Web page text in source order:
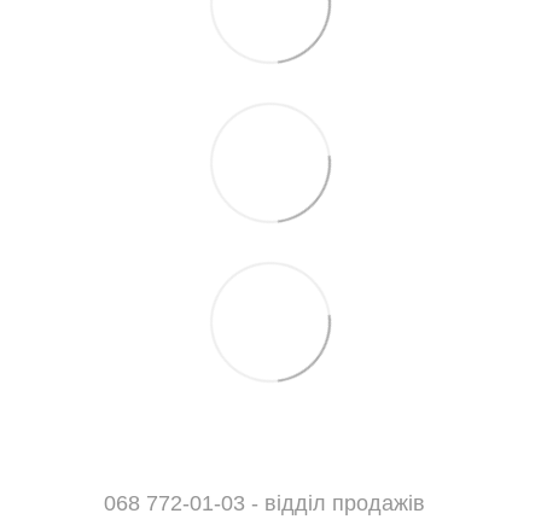
068 772-01-03 - відділ продажів